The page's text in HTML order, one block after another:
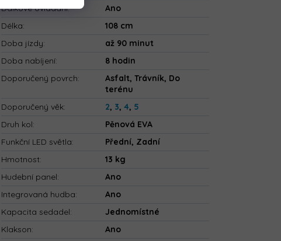
Dálkové ovládání:
Ano
Délka:
108 cm
Doba jízdy:
až 90 minut
Doba nabíjení:
8 hodin
Doporučený povrch:
Asfalt, Trávník, Do
terénu
Doporučený věk: 2, 3,4, 5
Druh kol:
Pěnová EVA
Funkční LED světla:
Přední, Zadní
Hmotnost:
13 kg
Hudební panel:
Ano
Integrovaná hudba:
Ano
Kapacita sedadel:
Jednomístné
Klakson:
Ano